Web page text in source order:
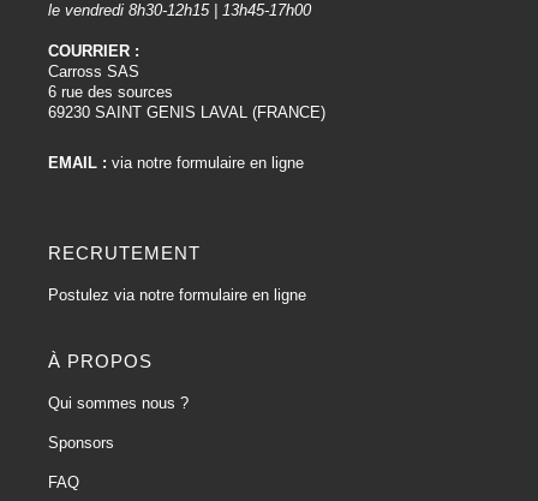
le vendredi 8h30-12h15 | 13h45-17h00
COURRIER :
Carross SAS
6 rue des sources
69230 SAINT GENIS LAVAL (FRANCE)
EMAIL : via notre formulaire en ligne
RECRUTEMENT
Postulez via notre formulaire en ligne
À PROPOS
Qui sommes nous ?
Sponsors
FAQ